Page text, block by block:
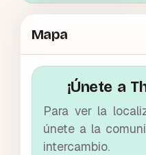
Mapa
¡Únete a
Para ver la
únete a la
intercambio.